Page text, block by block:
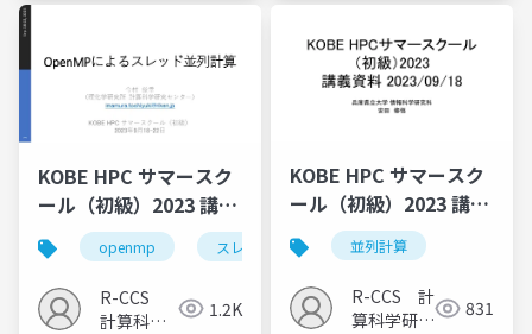
KOBE HPC サマースク
ール（初級）2023 講義
4
openmp スレッド並列計算
R-CCS
計算科学
1.2K
KOBE HPC サマースク
ール（初級）2023 講義
1
並列計算
R-CCS 計
算科学研究
831